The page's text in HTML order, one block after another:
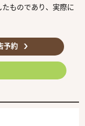
たものであり、実際に
予約